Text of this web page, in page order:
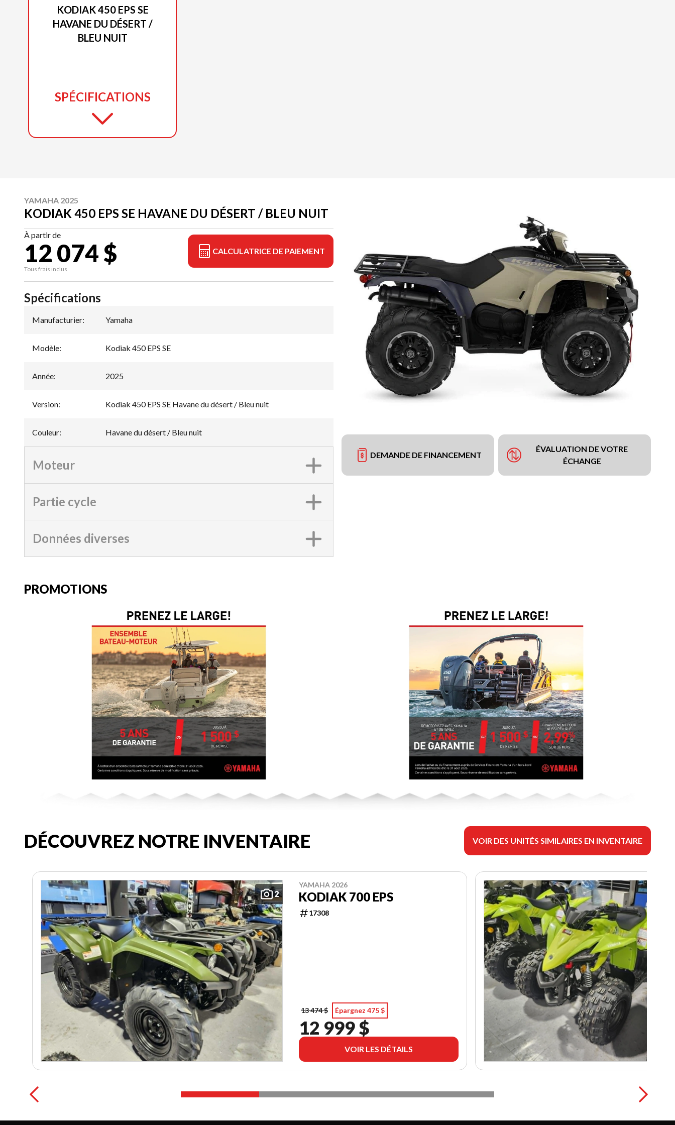
KODIAK 450 EPS SE
HAVANE DU DÉSERT /
BLEU NUIT
SPÉCIFICATIONS
YAMAHA 2025
KODIAK 450 EPS SE HAVANE DU DÉSERT / BLEU NUIT
À partir de
12 074 $
Tous frais inclus
CALCULATRICE DE PAIEMENT
DEMANDE DE FINANCEMENT
ÉVALUATION DE VOTRE
ÉCHANGE
Spécifications
Manufacturier: Yamaha
Modèle: Kodiak 450 EPS SE
Année: 2025
Version: Kodiak 450 EPS SE Havane du désert / Bleu nuit
Couleur: Havane du désert / Bleu nuit
Moteur
Partie cycle
Données diverses
PROMOTIONS
DÉCOUVREZ NOTRE INVENTAIRE VOIR DES UNITÉS SIMILAIRES EN INVENTAIRE
2
YAMAHA 2026
KODIAK 700 EPS
17308
13 474 $ Épargnez 475 $
12 999 $
VOIR LES DÉTAILS